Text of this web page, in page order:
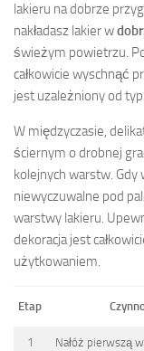
lakieru na dobrze
nakładasz lakier w
świeżym powietrzu.
całkowicie wyschnąć
jest uzależniony od
W międzyczasie,
ściernym o drobnej
kolejnych warstw. Gdy
niewyczuwalne pod
warstwy lakieru.
dekoracja jest
użytkowaniem.
Etap
1 Nałóż pierwszą